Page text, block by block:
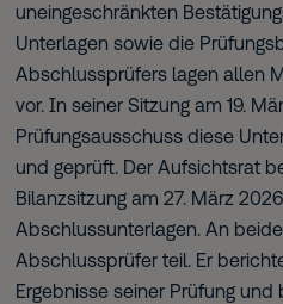
uneingeschränkten
Unterlagen sowie die
Abschlussprüfers lagen allen
vor. In seiner Sitzung am 19.
Prüfungsausschuss diese
und geprüft. Der Aufsichtsrat
Bilanzsitzung am 27. März
Abschlussunterlagen. An
Abschlussprüfer teil. Er
Ergebnisse seiner Prüfung